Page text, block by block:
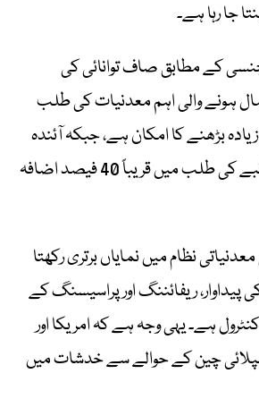
جا رہا ہے۔
کے مطابق صاف توانائی کی
ہونے والی اہم معدنیات کی طلب
سے زیادہ بڑھنے کا امکان ہے، جبکہ آئندہ
10 برسوں کے دوران تانبے کی طلب میں قریباً 40 فیصد اضافہ
نظام میں نمایاں برتری رکھتا
پیداوار، ریفائننگ اور پراسیسنگ کے
ہے۔ یہی وجہ ہے کہ امریکا اور
چین کے حوالے سے خدشات میں